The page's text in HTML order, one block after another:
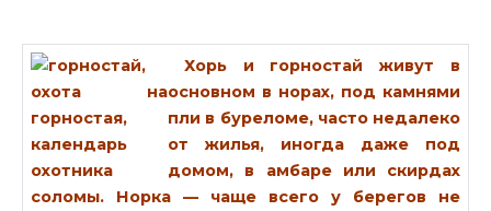
Хорь и горностай живут в
основном в норах, под камнями
пли в буреломе, часто недалеко
от жилья, иногда даже под
домом, в амбаре или скирдах
соломы. Норка — чаще всего у берегов не